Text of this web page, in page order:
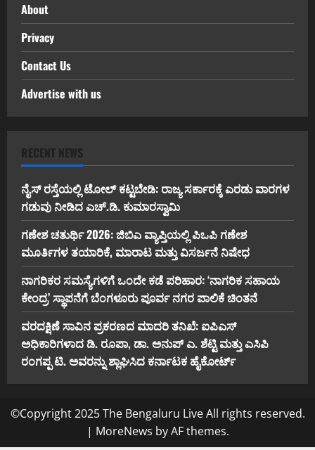
About
Privacy
Contact Us
Advertise with us
RECENT NEWS
ನೈಸ್ ರಸ್ತೆಯಲ್ಲಿ ಟೋಲ್ ಕಟ್ಟಬೇಡಿ: ರಾಜ್ಯ ಸರ್ಕಾರಕ್ಕೆ ಎರಡು ವಾರಗಳ
ಗಡುವು ನೀಡಿದ ಎಚ್.ಡಿ. ಕುಮಾರಸ್ವಾಮಿ
ಗಣೇಶ ಚತುರ್ಥಿ 2026: ಜಿಬಿಎ ವ್ಯಾಪ್ತಿಯಲ್ಲಿ ಪಿಒಪಿ ಗಣೇಶ
ಮೂರ್ತಿಗಳ ತಯಾರಿಕೆ, ಮಾರಾಟ ಮತ್ತು ವಿಸರ್ಜನೆ ನಿಷೇಧ
ನಾಗರಿಕರ ಸಮಸ್ಯೆಗಳಿಗೆ ಒಂದೇ ಕಡೆ ಪರಿಹಾರ: ‘ನಾಗರಿಕ ಸಹಾಯ
ಕೇಂದ್ರ’ ಸ್ಥಾಪನೆಗೆ ಬೆಂಗಳೂರು ಪೂರ್ವ ನಗರ ಪಾಲಿಕೆ ಚಿಂತನೆ
ವರದಕ್ಷಿಣೆ ಸಾವಿನ ಪ್ರಕರಣದ ಮಾದರಿ ತನಿಖೆ: ಐಪಿಎಸ್
ಅಧಿಕಾರಿಗಳಾದ ಡಿ. ರೂಪಾ, ಡಾ. ಅನುಪ್ ಎ. ಶೆಟ್ಟಿ ಮತ್ತು ಎಸಿಪಿ
ರಂಗಪ್ಪ ಟಿ. ಅವರನ್ನು ಶ್ಲಾಘಿಸಿದ ಕರ್ನಾಟಕ ಹೈಕೋರ್ಟ್
©Copyright 2025 The Bengaluru Live All rights reserved.
| MoreNews by AF themes.